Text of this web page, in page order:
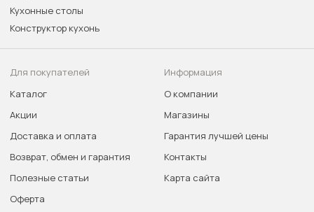
Кухонные столы
Конструктор кухонь
Для покупателей
Каталог
Акции
Доставка и оплата
Возврат, обмен и гарантия
Полезные статьи
Оферта
Информация
О компании
Магазины
Гарантия лучшей цены
Контакты
Карта сайта